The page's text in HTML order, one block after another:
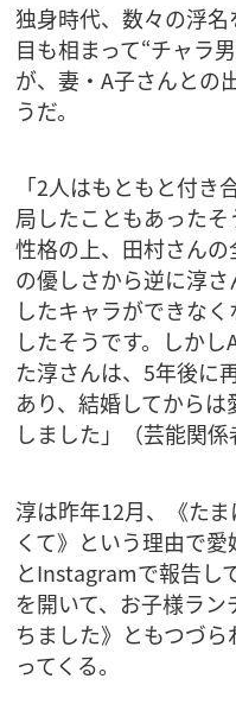
独身時代、数々の浮
目も相まって“チャラ
が、妻・A子さんとの
うだ。
「2人はもともと付き
局したこともあった
性格の上、田村さん
の優しさから逆に淳
したキャラができな
したそうです。しか
た淳さんは、5年後に
あり、結婚してから
しました」（芸能関係
淳は昨年12月、《た
くて》という理由で
とInstagramで報告し
を開いて、お子様ラ
ちました》ともつづ
ってくる。